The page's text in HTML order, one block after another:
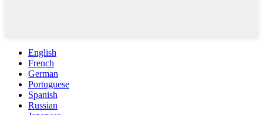
English
French
German
Portuguese
Spanish
Russian